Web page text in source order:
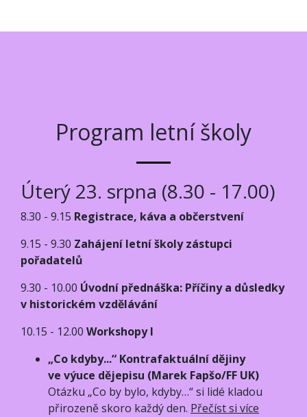
Program letní školy
Úterý 23. srpna (8.30 - 17.00)
8.30 - 9.15 Registrace, káva a občerstvení
9.15 - 9.30 Zahájení letní školy zástupci
pořadatelů
9.30 - 10.00 Úvodní přednáška: Příčiny a důsledky
v historickém vzdělávání
10.15 - 12.00 Workshopy I
„Co kdyby...“ Kontrafaktuální dějiny
ve výuce dějepisu (Marek Fapšo/FF UK)
Otázku „Co by bylo, kdyby…“ si lidé kladou
přirozeně skoro každý den. Přečíst si více